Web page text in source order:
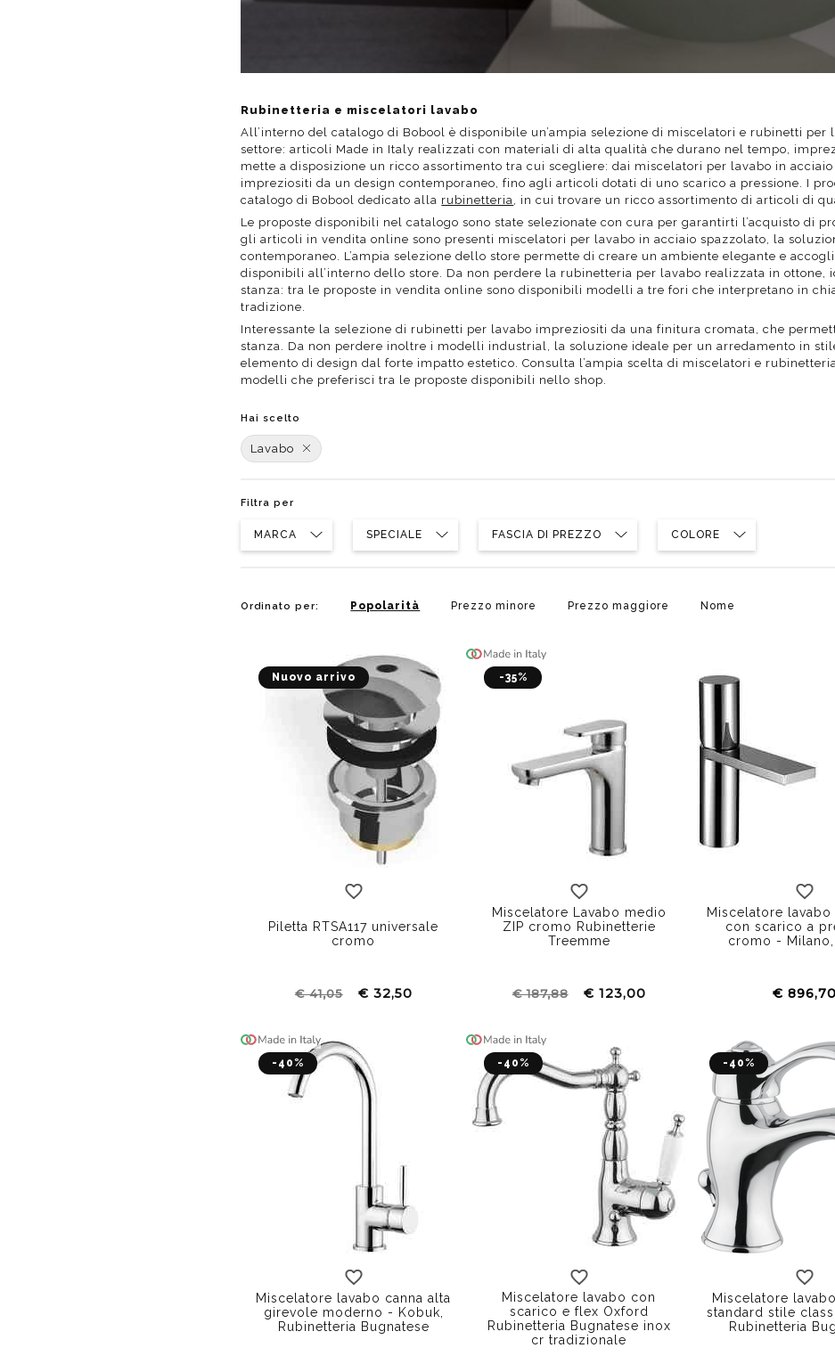
Rubinetteria e miscelatori lavabo
All’interno del catalogo di Bobool è disponibile un’ampia selezione di miscelatori e rubinetti
settore: articoli Made in Italy realizzati con materiali di alta qualità che durano nel tempo,
mette a disposizione un ricco assortimento tra cui scegliere: dai miscelatori per lavabo in
impreziositi da un design contemporaneo, fino agli articoli dotati di uno scarico a pressione. I
catalogo di Bobool dedicato alla rubinetteria, in cui trovare un ricco assortimento di articoli di
Le proposte disponibili nel catalogo sono state selezionate con cura per garantirti l’acquisto di
gli articoli in vendita online sono presenti miscelatori per lavabo in acciaio spazzolato, la
contemporaneo. L’ampia selezione dello store permette di creare un ambiente elegante e
disponibili all’interno dello store. Da non perdere la rubinetteria per lavabo realizzata in
stanza: tra le proposte in vendita online sono disponibili modelli a tre fori che interpretano in
tradizione.
Interessante la selezione di rubinetti per lavabo impreziositi da una finitura cromata, che
stanza. Da non perdere inoltre i modelli industrial, la soluzione ideale per un arredamento in
elemento di design dal forte impatto estetico. Consulta l’ampia scelta di miscelatori e
modelli che preferisci tra le proposte disponibili nello shop.
Hai scelto
Lavabo
Filtra per
MARCA SPECIALE FASCIA DI PREZZO COLORE
Ordinato per: Popolarità Prezzo minore Prezzo maggiore Nome
Nuovo arrivo
Piletta RTSA117 universale
cromo
€ 41,05 € 32,50
-35%
Miscelatore Lavabo medio
ZIP cromo Rubinetterie
Treemme
€ 187,88 € 123,00
Miscelatore
con scarico a
cromo - Milano,
€ 896,70
-40%
Miscelatore lavabo canna alta
girevole moderno - Kobuk,
Rubinetteria Bugnatese
-40%
Miscelatore lavabo con
scarico e flex Oxford
Rubinetteria Bugnatese inox
cr tradizionale
-40%
con inserto
Miscelatore
standard stile
Rubinetteria